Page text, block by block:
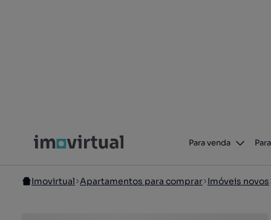
Para venda
Imovirtual Apartamentos para comprar Imóveis novos